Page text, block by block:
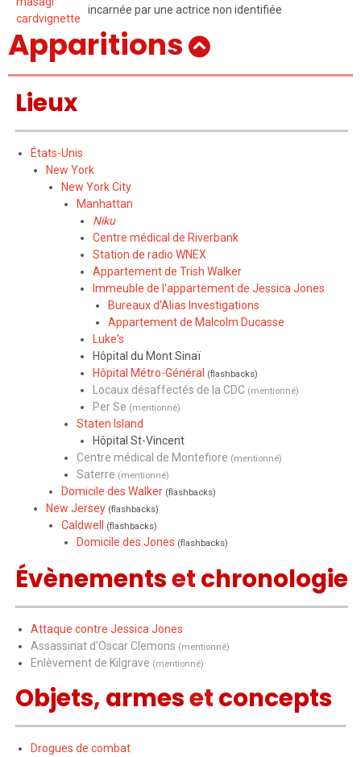
incarnée par une actrice non identifiée
Apparitions
Lieux
États-Unis
New York
New York City
Manhattan
Niku
Centre médical de Riverbank
Station de radio WNEX
Appartement de Trish Walker
Immeuble de l'appartement de Jessica Jones
Bureaux d'Alias Investigations
Appartement de Malcolm Ducasse
Luke's
Hôpital du Mont Sinaï
Hôpital Métro-Général
(flashbacks)
Locaux désaffectés de la CDC (mentionné)
Per Se (mentionné)
Staten Island
Hôpital St-Vincent
Centre médical de Montefiore (mentionné)
Saterre (mentionné)
Domicile des Walker (flashbacks)
New Jersey (flashbacks)
Caldwell (flashbacks)
Domicile des Jones (flashbacks)
Évènementsetchronologie
Attaque contre Jessica Jones
Assassinat d'Oscar Clemons (mentionné)
Enlèvement de Kilgrave (mentionné)
Objets,armesetconcepts
Drogues de combat